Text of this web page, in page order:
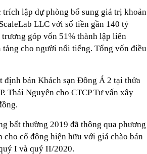
lập dự phòng bổ sung giá trị khoản
LLC với số tiền gần 140 tỷ
góp vốn 51% thành lập liên
cho người nổi tiếng. Tổng vốn điều
định bán Khách sạn Đông Á 2 tại thửa
Thái Nguyên cho CTCP Tư vấn xây
bất thường 2019 đã thông qua phương
cho cổ đông hiện hữu với giá chào bán
I và quý II/2020.